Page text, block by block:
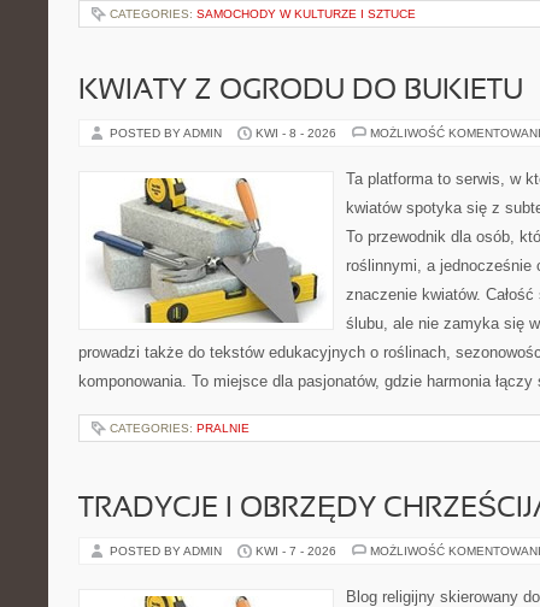
CATEGORIES: SAMOCHODY W KULTURZE I SZTUCE
KWIATY Z OGRODU DO BUKIETU
POSTED BY ADMIN KWI - 8 - 2026 MOŻLIWOŚĆ
Ta platforma to serwis, w
kwiatów spotyka się z
To przewodnik dla osób,
roślinnymi, a jednocześnie
znaczenie kwiatów.
ślubu, ale nie zamyka się
prowadzi także do tekstów edukacyjnych o roślinach,
komponowania. To miejsce dla pasjonatów, gdzie harmonia
CATEGORIES: PRALNIE
TRADYCJE I OBRZĘDY
POSTED BY ADMIN KWI - 7 - 2026 MOŻLIWOŚĆ
Blog religijny skierowany